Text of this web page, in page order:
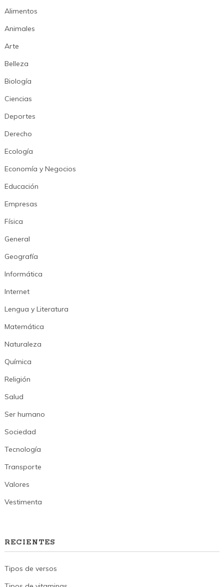
Alimentos
Animales
Arte
Belleza
Biología
Ciencias
Deportes
Derecho
Ecología
Economía y Negocios
Educación
Empresas
Física
General
Geografía
Informática
Internet
Lengua y Literatura
Matemática
Naturaleza
Química
Religión
Salud
Ser humano
Sociedad
Tecnología
Transporte
Valores
Vestimenta
RECIENTES
Tipos de versos